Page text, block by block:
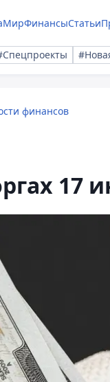
МирФинансыСтатьи
финансов
17